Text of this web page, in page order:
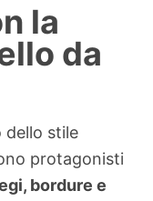
la
da
dello stile
protagonisti
bordure e